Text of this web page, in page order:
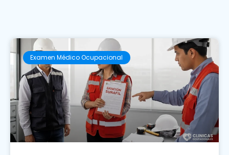
Examen Médico Ocupacional